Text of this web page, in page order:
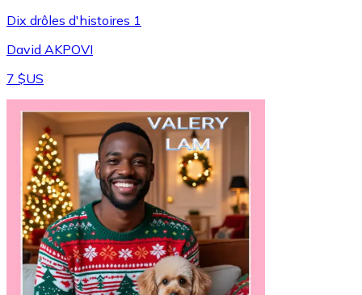
Dix drôles d'histoires 1
David AKPOVI
7 $US